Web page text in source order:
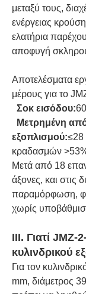
μεταξύ τους,
ενέργειας
ελατήρια
αποφυγή
Αποτελέσματα
μέρους για το
Σοκ εισόδου:
Μετρημένη
εξοπλισμού:≤28
κραδασμών
Μετά από 18
άξονες, και στις
παραμόρφωση,
χωρίς
III. Γιατί JMZ-
κυλινδρικού
Για τον
mm, διάμετρος